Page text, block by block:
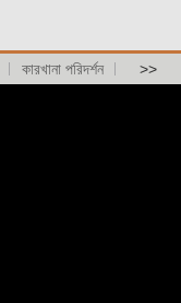
কারখানা পরিদর্শন >>